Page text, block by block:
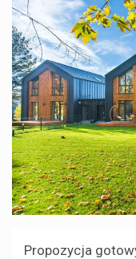
Propozycja